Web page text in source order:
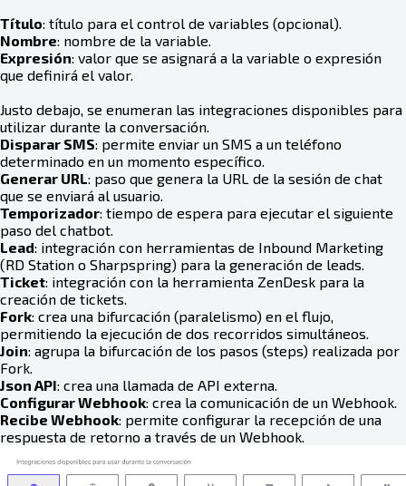
Título: título para el control de variables (opcional).
Nombre: nombre de la variable.
Expresión: valor que se asignará a la variable o expresión
que definirá el valor.
Justo debajo, se enumeran las integraciones disponibles para
utilizar durante la conversación.
Disparar SMS: permite enviar un SMS a un teléfono
determinado en un momento específico.
Generar URL: paso que genera la URL de la sesión de chat
que se enviará al usuario.
Temporizador: tiempo de espera para ejecutar el siguiente
paso del chatbot.
Lead: integración con herramientas de Inbound Marketing
(RD Station o Sharpspring) para la generación de leads.
Ticket: integración con la herramienta ZenDesk para la
creación de tickets.
Fork: crea una bifurcación (paralelismo) en el flujo,
permitiendo la ejecución de dos recorridos simultáneos.
Join: agrupa la bifurcación de los pasos (steps) realizada por
Fork.
Json API: crea una llamada de API externa.
Configurar Webhook: crea la comunicación de un Webhook.
Recibe Webhook: permite configurar la recepción de una
respuesta de retorno a través de un Webhook.